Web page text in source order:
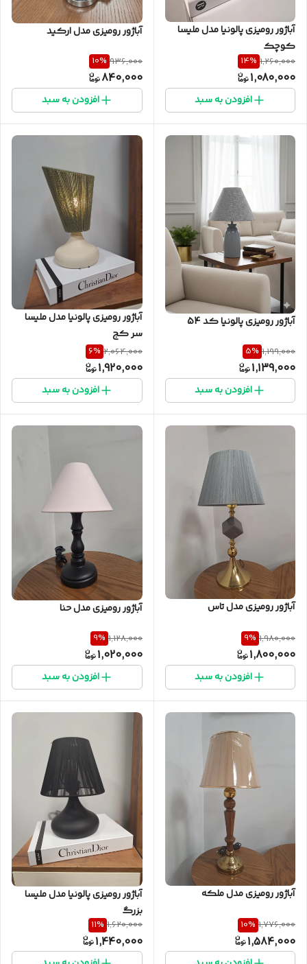
آباژور رومیزی پالونیا مدل ملیسا
کوچک
1,260,000
14%
1,080,000
افزودن به سبد
آباژور رومیزی مدل ارکید
936,000
10%
840,000
افزودن به سبد
آباژور رومیزی پالونیا کد 54
1,199,000
5%
1,139,000
افزودن به سبد
آباژور رومیزی پالونیا مدل ملیسا
سر کج
2,064,000
6%
1,920,000
افزودن به سبد
آباژور رومیزی مدل تاس
1,980,000
9%
1,800,000
افزودن به سبد
آباژور رومیزی مدل حنا
1,128,000
9%
1,020,000
افزودن به سبد
آباژور رومیزی مدل ملکه
1,776,000
10%
1,584,000
آباژور رومیزی پالونیا مدل ملیسا
بزرگ
1,620,000
11%
1,440,000